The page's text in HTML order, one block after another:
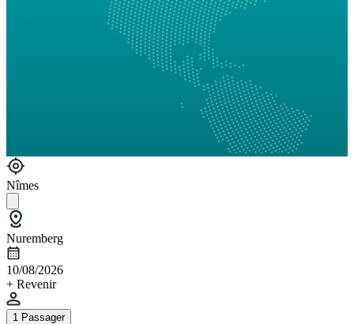
Nîmes
Nuremberg
10/08/2026
+ Revenir
1 Passager